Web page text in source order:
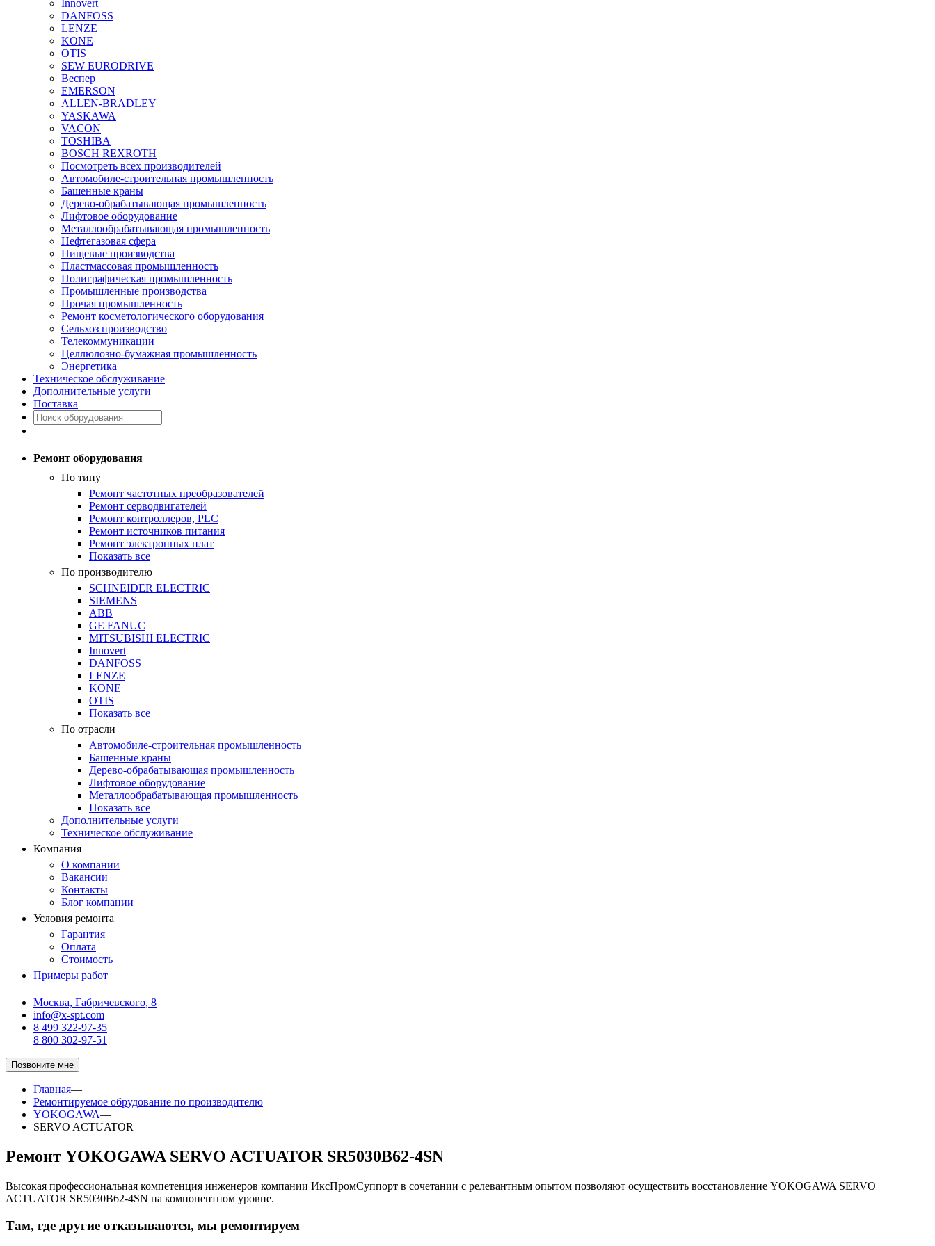
Innovert
DANFOSS
LENZE
KONE
OTIS
SEW EURODRIVE
Веспер
EMERSON
ALLEN-BRADLEY
YASKAWA
VACON
TOSHIBA
BOSCH REXROTH
Посмотреть всех производителей
Автомобиле-строительная промышленность
Башенные краны
Дерево-обрабатывающая промышленность
Лифтовое оборудование
Металлообрабатывающая промышленность
Нефтегазовая сфера
Пищевые производства
Пластмассовая промышленность
Полиграфическая промышленность
Промышленные производства
Прочая промышленность
Ремонт косметологического оборудования
Сельхоз производство
Телекоммуникации
Целлюлозно-бумажная промышленность
Энергетика
Техническое обслуживание
Дополнительные услуги
Поставка
Ремонт оборудования
По типу
Ремонт частотных преобразователей
Ремонт серводвигателей
Ремонт контроллеров, PLC
Ремонт источников питания
Ремонт электронных плат
Показать все
По производителю
SCHNEIDER ELECTRIC
SIEMENS
ABB
GE FANUC
MITSUBISHI ELECTRIC
Innovert
DANFOSS
LENZE
KONE
OTIS
Показать все
По отрасли
Автомобиле-строительная промышленность
Башенные краны
Дерево-обрабатывающая промышленность
Лифтовое оборудование
Металлообрабатывающая промышленность
Показать все
Дополнительные услуги
Техническое обслуживание
Компания
О компании
Вакансии
Контакты
Блог компании
Условия ремонта
Гарантия
Оплата
Стоимость
Примеры работ
Москва, Габричевского, 8
info@x-spt.com
8 499 322-97-35
8 800 302-97-51
Позвоните мне
Главная—
Ремонтируемое обрудование по производителю—
YOKOGAWA—
SERVO ACTUATOR
Ремонт YOKOGAWA SERVO ACTUATOR SR5030B62-4SN
Высокая профессиональная компетенция инженеров компании ИксПромСуппорт в сочетании с релевантным опытом позволяют осуществить восстановление YOKOGAWA SERVO
ACTUATOR SR5030B62-4SN на компонентном уровне.
Там, где другие отказываются, мы ремонтируем